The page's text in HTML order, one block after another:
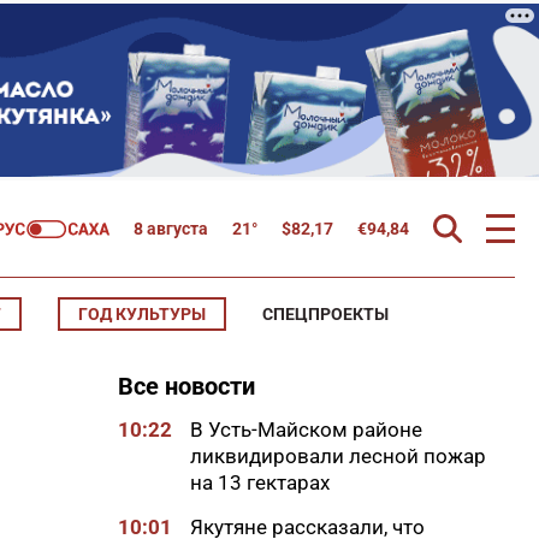
8 августа 21° $82,17 €94,84
ГОД КУЛЬТУРЫ СПЕЦПРОЕКТЫ
Все новости
10:22
В Усть-Майском районе
ликвидировали лесной пожар
на 13 гектарах
10:01
Якутяне рассказали, что